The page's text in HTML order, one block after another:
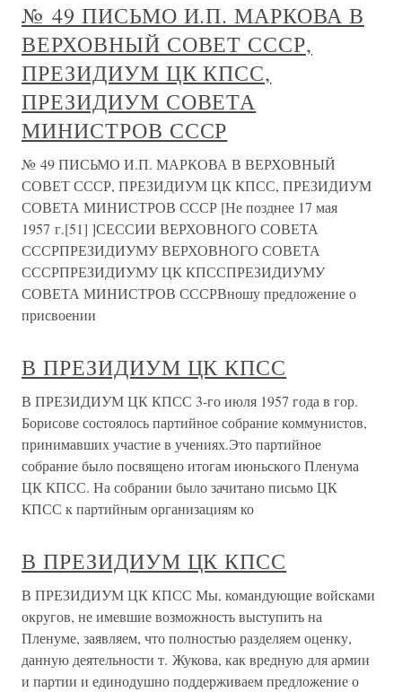
№ 49 ПИСЬМО И.П. МАРКОВА В
ВЕРХОВНЫЙ СОВЕТ СССР,
ПРЕЗИДИУМ ЦК КПСС,
ПРЕЗИДИУМ СОВЕТА
МИНИСТРОВ СССР
№ 49 ПИСЬМО И.П. МАРКОВА В ВЕРХОВНЫЙ
СОВЕТ СССР, ПРЕЗИДИУМ ЦК КПСС, ПРЕЗИДИУМ
СОВЕТА МИНИСТРОВ СССР [Не позднее 17 мая
1957 г.[51] ]СЕССИИ ВЕРХОВНОГО СОВЕТА
СССРПРЕЗИДИУМУ ВЕРХОВНОГО СОВЕТА
СССРПРЕЗИДИУМУ ЦК КПССПРЕЗИДИУМУ
СОВЕТА МИНИСТРОВ СССРВношу предложение о
присвоении
В ПРЕЗИДИУМ ЦК КПСС
В ПРЕЗИДИУМ ЦК КПСС 3-го июля 1957 года в гор.
Борисове состоялось партийное собрание коммунистов,
принимавших участие в учениях.Это партийное
собрание было посвящено итогам июньского Пленума
ЦК КПСС. На собрании было зачитано письмо ЦК
КПСС к партийным организациям ко
В ПРЕЗИДИУМ ЦК КПСС
В ПРЕЗИДИУМ ЦК КПСС Мы, командующие войсками
округов, не имевшие возможность выступить на
Пленуме, заявляем, что полностью разделяем оценку,
данную деятельности т. Жукова, как вредную для армии
и партии и единодушно поддерживаем предложение о